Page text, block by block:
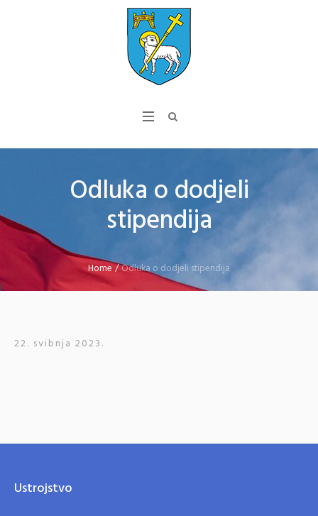
Odluka o dodjeli
stipendija
Home/Odluka o dodjeli stipendija
22. svibnja 2023.
Ustrojstvo